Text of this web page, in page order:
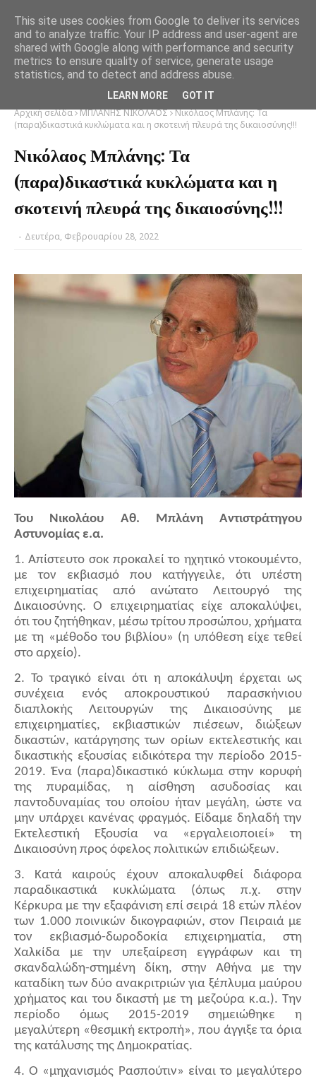
Αρχική σελίδα ΜΠΛΑΝΗΣ ΝΙΚΟΛΑΟΣ Νικόλαος Μπλάνης: Τα
(παρα)δικαστικά κυκλώματα και η σκοτεινή πλευρά της δικαιοσύνης!!!
Νικόλαος Μπλάνης: Τα
(παρα)δικαστικά κυκλώματα και η
σκοτεινή πλευρά της δικαιοσύνης!!!
- Δευτέρα, Φεβρουαρίου 28, 2022
Του Νικολάου Αθ. Μπλάνη Αντιστράτηγου
Αστυνομίας ε.α.
1. Απίστευτο σοκ προκαλεί το ηχητικό ντοκουμέντο,
με τον εκβιασμό που κατήγγειλε, ότι υπέστη
επιχειρηματίας από ανώτατο Λειτουργό της
Δικαιοσύνης. Ο επιχειρηματίας είχε αποκαλύψει,
ότι του ζητήθηκαν, μέσω τρίτου προσώπου, χρήματα
με τη «μέθοδο του βιβλίου» (η υπόθεση είχε τεθεί
στο αρχείο).
2. Το τραγικό είναι ότι η αποκάλυψη έρχεται ως
συνέχεια ενός αποκρουστικού παρασκήνιου
διαπλοκής Λειτουργών της Δικαιοσύνης με
επιχειρηματίες, εκβιαστικών πιέσεων, διώξεων
δικαστών, κατάργησης των ορίων εκτελεστικής και
δικαστικής εξουσίας ειδικότερα την περίοδο 2015-
2019. Ένα (παρα)δικαστικό κύκλωμα στην κορυφή
της πυραμίδας, η αίσθηση ασυδοσίας και
παντοδυναμίας του οποίου ήταν μεγάλη, ώστε να
μην υπάρχει κανένας φραγμός. Είδαμε δηλαδή την
Εκτελεστική Εξουσία να «εργαλειοποιεί» τη
Δικαιοσύνη προς όφελος πολιτικών επιδιώξεων.
3. Κατά καιρούς έχουν αποκαλυφθεί διάφορα
παραδικαστικά κυκλώματα (όπως π.χ. στην
Κέρκυρα με την εξαφάνιση επί σειρά 18 ετών πλέον
των 1.000 ποινικών δικογραφιών, στον Πειραιά με
τον εκβιασμό-δωροδοκία επιχειρηματία, στη
Χαλκίδα με την υπεξαίρεση εγγράφων και τη
σκανδαλώδη-στημένη δίκη, στην Αθήνα με την
καταδίκη των δύο ανακριτριών για ξέπλυμα μαύρου
χρήματος και του δικαστή με τη μεζούρα κ.α.). Την
περίοδο όμως 2015-2019 σημειώθηκε η
μεγαλύτερη «θεσμική εκτροπή», που άγγιξε τα όρια
της κατάλυσης της Δημοκρατίας.
4. Ο «μηχανισμός Ρασπούτιν» είναι το μεγαλύτερο
This site uses cookies from Google to deliver its services
and to analyze traffic. Your IP address and user-agent are
shared with Google along with performance and security
metrics to ensure quality of service, generate usage
statistics, and to detect and address abuse.
LEARN MORE GOT IT